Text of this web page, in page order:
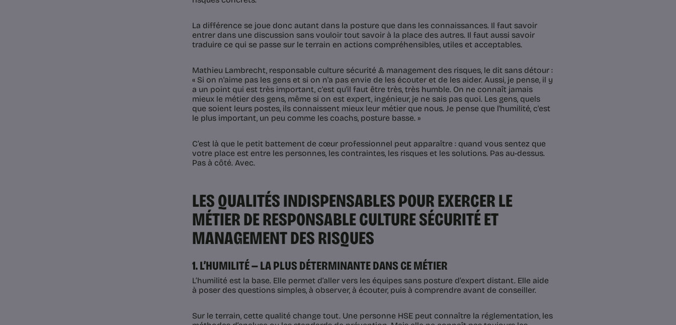
La différence se joue donc autant dans la posture que dans les connaissances. Il faut savoir
entrer dans une discussion sans vouloir tout savoir à la place des autres. Il faut aussi savoir
traduire ce qui se passe sur le terrain en actions compréhensibles, utiles et acceptables.
Mathieu Lambrecht, responsable culture sécurité & management des risques, le dit sans détour :
« Si on n'aime pas les gens et si on n'a pas envie de les écouter et de les aider. Aussi, je pense, il y
a un point qui est très important, c'est qu'il faut être très, très humble. On ne connaît jamais
mieux le métier des gens, même si on est expert, ingénieur, je ne sais pas quoi. Les gens, quels
que soient leurs postes, ils connaissent mieux leur métier que nous. Je pense que l'humilité, c'est
le plus important, un peu comme les coachs, posture basse. »
C’est là que le petit battement de cœur professionnel peut apparaître : quand vous sentez que
votre place est entre les personnes, les contraintes, les risques et les solutions. Pas au-dessus.
Pas à côté. Avec.
LES QUALITÉS INDISPENSABLES POUR EXERCER LE
MÉTIER DE RESPONSABLE CULTURE SÉCURITÉ ET
MANAGEMENT DES RISQUES
1. L’HUMILITÉ — LA PLUS DÉTERMINANTE DANS CE MÉTIER
L’humilité est la base. Elle permet d’aller vers les équipes sans posture d’expert distant. Elle aide
à poser des questions simples, à observer, à écouter, puis à comprendre avant de conseiller.
Sur le terrain, cette qualité change tout. Une personne HSE peut connaître la réglementation, les